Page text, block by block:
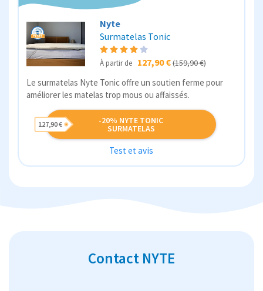
Nyte
Surmatelas Tonic
À partir de 127,90 €(159,90 €)
Le surmatelas Nyte Tonic offre un soutien ferme pour
améliorer les matelas trop mous ou affaissés.
-20% NYTE TONIC
SURMATELAS
127,90 €
Test et avis
Contact NYTE